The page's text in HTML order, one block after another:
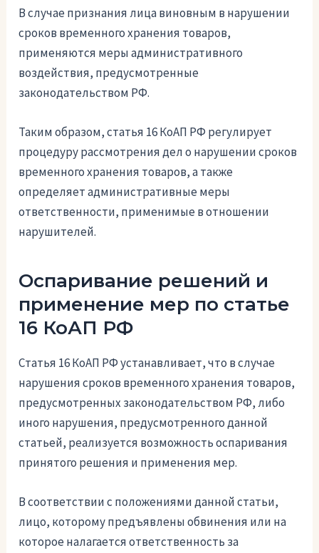
В случае признания лица виновным в нарушении
сроков временного хранения товаров,
применяются меры административного
воздействия, предусмотренные
законодательством РФ.
Таким образом, статья 16 КоАП РФ регулирует
процедуру рассмотрения дел о нарушении сроков
временного хранения товаров, а также
определяет административные меры
ответственности, применимые в отношении
нарушителей.
Оспаривание решений и
применение мер по статье
16 КоАП РФ
Статья 16 КоАП РФ устанавливает, что в случае
нарушения сроков временного хранения товаров,
предусмотренных законодательством РФ, либо
иного нарушения, предусмотренного данной
статьей, реализуется возможность оспаривания
принятого решения и применения мер.
В соответствии с положениями данной статьи,
лицо, которому предъявлены обвинения или на
которое налагается ответственность за